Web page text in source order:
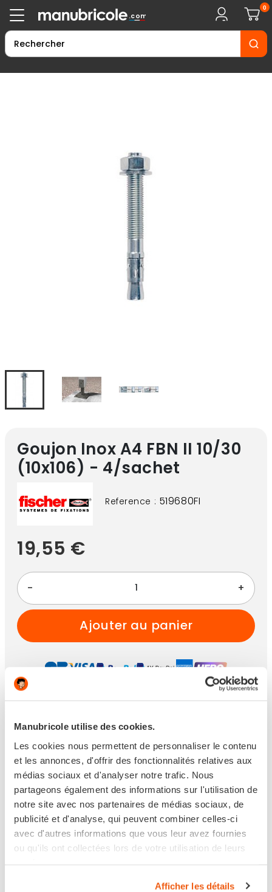
Manubricole utilise des cookies.
Les cookies nous permettent de personnaliser le contenu
et les annonces, d'offrir des fonctionnalités relatives aux
médias sociaux et d'analyser notre trafic. Nous
partageons également des informations sur l'utilisation de
notre site avec nos partenaires de médias sociaux, de
publicité et d'analyse, qui peuvent combiner celles-ci
avec d'autres informations que vous leur avez fournies
ou qu'ils ont collectées lors de votre utilisation de leurs
Afficher les détails
Goujon Inox A4 FBN II 10/30
(10x106) - 4/sachet
Reference : 519680FI
19,55 €
- +
ajouter au panier
Expédié sous 6 jours ouvrés
Retour sous 14 jours
.com
0